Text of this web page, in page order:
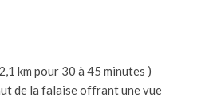
km pour 30 à 45 minutes )
de la falaise offrant une vue